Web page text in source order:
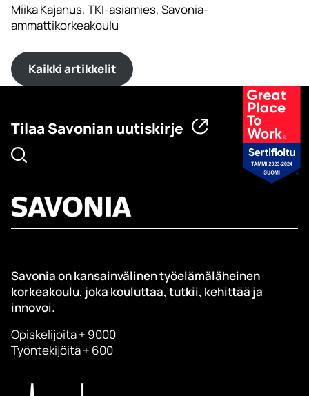
Miika Kajanus, TKI-asiamies, Savonia-
ammattikorkeakoulu
Kaikki artikkelit
Tilaa Savonian uutiskirje
Savonia on kansainvälinen työelämäläheinen
korkeakoulu, joka kouluttaa, tutkii, kehittää ja
innovoi.
Opiskelijoita + 9000
Työntekijöitä + 600